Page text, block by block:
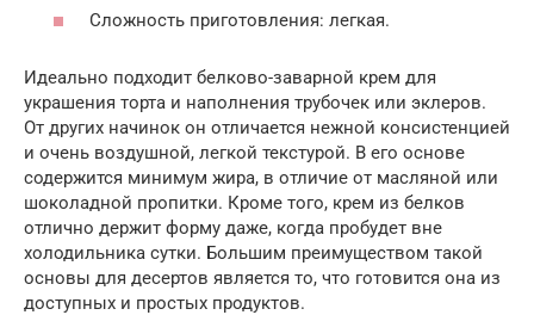
Сложность приготовления: легкая.
Идеально подходит белково-заварной крем для
украшения торта и наполнения трубочек или эклеров.
От других начинок он отличается нежной консистенцией
и очень воздушной, легкой текстурой. В его основе
содержится минимум жира, в отличие от масляной или
шоколадной пропитки. Кроме того, крем из белков
отлично держит форму даже, когда пробудет вне
холодильника сутки. Большим преимуществом такой
основы для десертов является то, что готовится она из
доступных и простых продуктов.